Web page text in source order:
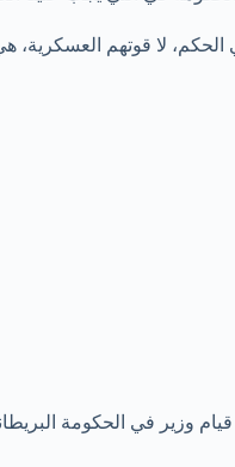
الحكم، لا قوتهم
وزير في الحكومة